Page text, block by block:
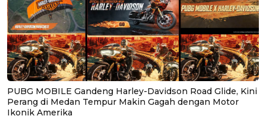
PUBG MOBILE Gandeng Harley-Davidson Road Glide, Kini
Perang di Medan Tempur Makin Gagah dengan Motor
Ikonik Amerika